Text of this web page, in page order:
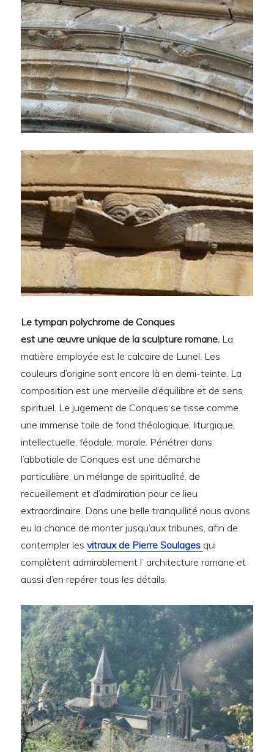
Le tympan polychrome de Conques
est une œuvre unique de la sculpture romane. La
matière employée est le calcaire de Lunel. Les
couleurs d’origine sont encore là en demi-teinte. La
composition est une merveille d’équilibre et de sens
spirituel. Le jugement de Conques se tisse comme
une immense toile de fond théologique, liturgique,
intellectuelle, féodale, morale. Pénétrer dans
l’abbatiale de Conques est une démarche
particulière, un mélange de spiritualité, de
recueillement et d’admiration pour ce lieu
extraordinaire. Dans une belle tranquillité nous avons
eu la chance de monter jusqu’aux tribunes, afin de
contempler lesvitraux de Pierre Soulages qui
complètent admirablement l’ architecture romane et
aussi d’en repérer tous les détails.